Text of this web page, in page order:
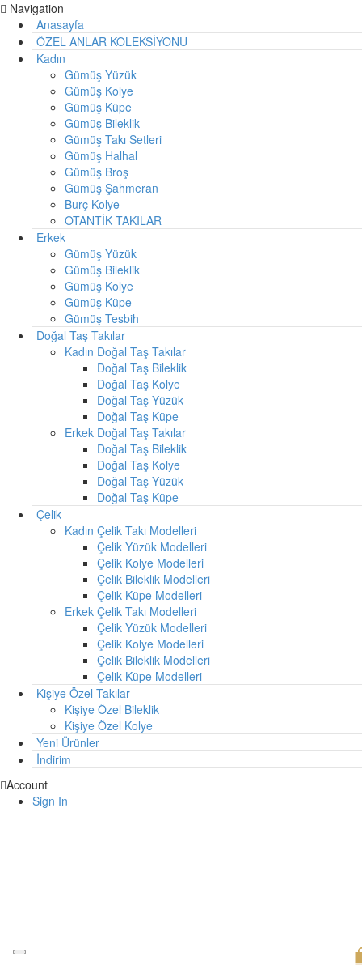
Navigation
Anasayfa
ÖZEL ANLAR KOLEKSİYONU
Kadın
Gümüş Yüzük
Gümüş Kolye
Gümüş Küpe
Gümüş Bileklik
Gümüş Takı Setleri
Gümüş Halhal
Gümüş Broş
Gümüş Şahmeran
Burç Kolye
OTANTİK TAKILAR
Erkek
Gümüş Yüzük
Gümüş Bileklik
Gümüş Kolye
Gümüş Küpe
Gümüş Tesbih
Doğal Taş Takılar
Kadın Doğal Taş Takılar
Doğal Taş Bileklik
Doğal Taş Kolye
Doğal Taş Yüzük
Doğal Taş Küpe
Erkek Doğal Taş Takılar
Doğal Taş Bileklik
Doğal Taş Kolye
Doğal Taş Yüzük
Doğal Taş Küpe
Çelik
Kadın Çelik Takı Modelleri
Çelik Yüzük Modelleri
Çelik Kolye Modelleri
Çelik Bileklik Modelleri
Çelik Küpe Modelleri
Erkek Çelik Takı Modelleri
Çelik Yüzük Modelleri
Çelik Kolye Modelleri
Çelik Bileklik Modelleri
Çelik Küpe Modelleri
Kişiye Özel Takılar
Kişiye Özel Bileklik
Kişiye Özel Kolye
Yeni Ürünler
İndirim
Account
Sign In